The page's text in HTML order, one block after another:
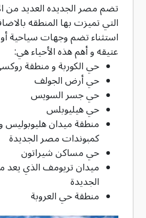
تضم مصر الجديده العديد من
التي تميزت بها المنطقه
استثناء تضم وجهات سياحية أو
عتيقه و أهم هذه الأحياء هي:
حي الكوربة و منطقة
حي أرض الجولف
حي جسر السويس
حي هيليوبلس
منطقة ميدان
كمبوندات مصر الجديدة
حي مساكن شيراتون
ميدان تريومف الذي يعد
الجديدة
منطقة حي العروبة